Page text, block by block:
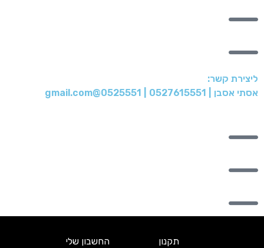
ליצירת קשר:
אסתי אסבן | 0527615551 |
0525551@gmail.com
תקנון
החשבון שלי